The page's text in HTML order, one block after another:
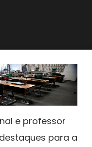
e professor
para a